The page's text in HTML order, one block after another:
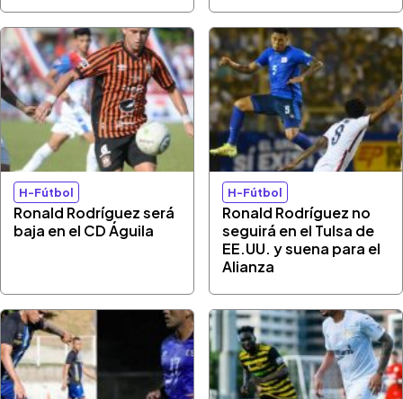
H-Fútbol
Ronald Rodríguez será
baja en el CD Águila
H-Fútbol
Ronald Rodríguez no
seguirá en el Tulsa de
EE.UU. y suena para el
Alianza